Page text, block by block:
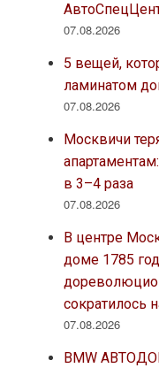
07.08.2026
5 вещей,
ламинатом
07.08.2026
Москвичи
в 3–4 раза
07.08.2026
В центре
доме 1785
сократилось
07.08.2026
BMW